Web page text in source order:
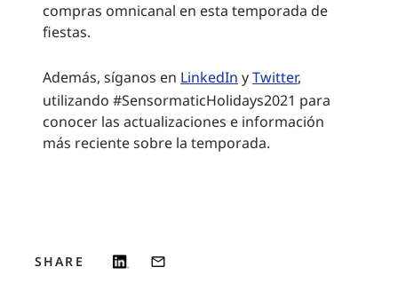
compras omnicanal en esta temporada de
fiestas.
Además, síganos en LinkedIn yTwitter,
utilizando #SensormaticHolidays2021 para
conocer las actualizaciones e información
más reciente sobre la temporada.
SHARE